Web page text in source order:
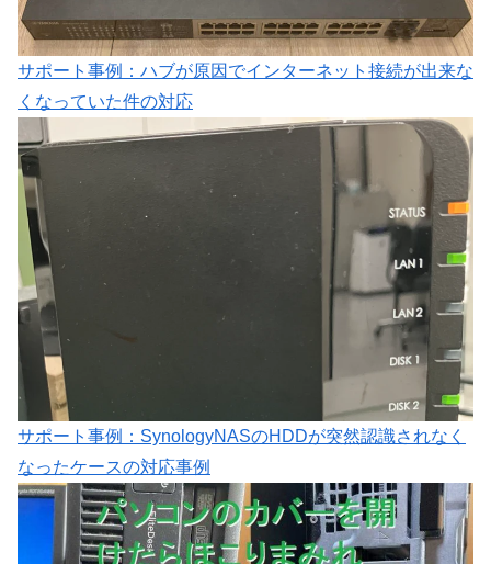
サポート事例：ハブが原因でインターネット接続が出来な
くなっていた件の対応
サポート事例：SynologyNASのHDDが突然認識されなく
なったケースの対応事例